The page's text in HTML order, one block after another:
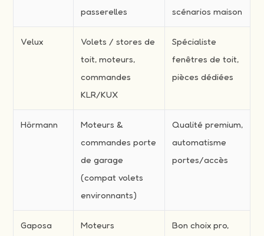
passerelles
scénarios maison
Velux
Volets / stores de
toit, moteurs,
commandes
KLR/KUX
Spécialiste
fenêtres de toit,
pièces dédiées
Hörmann
Moteurs &
commandes porte
de garage
(compat volets
environnants)
Qualité premium,
automatisme
portes/accès
Gaposa
Moteurs
Bon choix pro,